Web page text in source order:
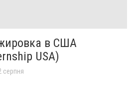
в США
USA)
серпня